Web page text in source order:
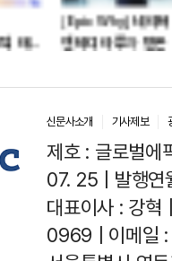
장의 ‘보험사
[Epic
삼성·SK에
신문사소개 기사제보
제호 : 글로벌
07. 25 | 발행연
대표이사 : 강
0969 | 이메일